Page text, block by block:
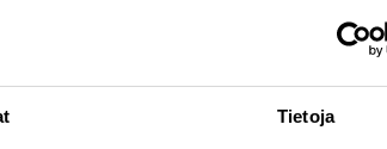
Tietoja
suunnattu Pekingin paralympialaisiin